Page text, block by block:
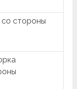
со стороны